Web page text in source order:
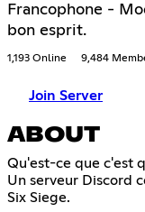
Francophone -
bon esprit.
1,193 Online 9,484
Join Server
ABOUT
Qu'est-ce que c'est
Un serveur Discord
Six Siege.